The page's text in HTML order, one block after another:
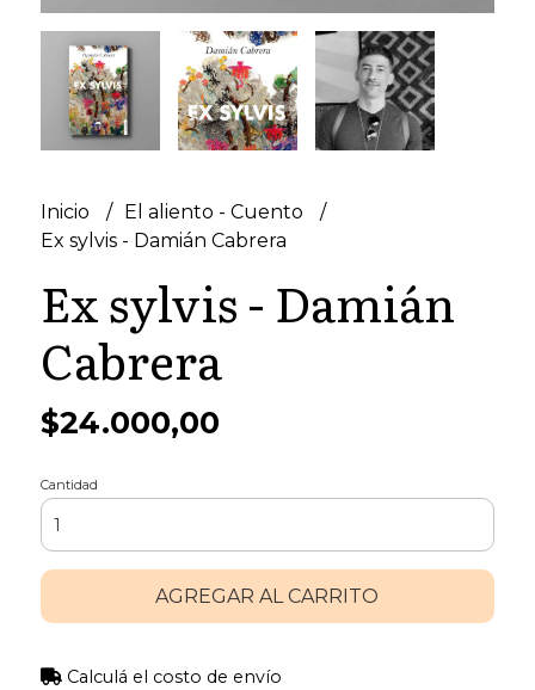
Inicio
El aliento - Cuento
Ex sylvis - Damián Cabrera
Ex sylvis - Damián
Cabrera
$24.000,00
Cantidad
AGREGAR AL CARRITO
Calculá el costo de envío